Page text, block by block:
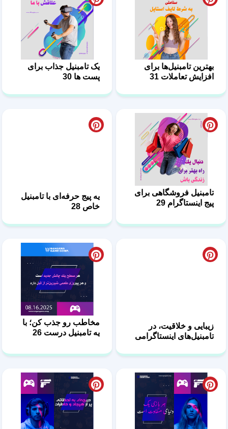
بهترین تامبنیل‌ها برای
افزایش تعاملات 31
یک تامبنیل جذاب برای
پست ها 30
تامبنیل‌ فروشگاهی برای
پیج اینستاگرام 29
یه پیج حرفه‌ای با تامبنیل
خاص 28
تامبنیل‌های اینستاگرامی
27
مخاطب رو جذب کن؛ با
یه تامبنیل درست 26